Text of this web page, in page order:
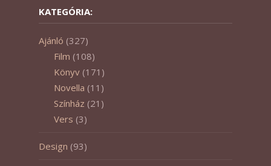
KATEGÓRIA:
Ajánló (327)
Film (108)
Könyv (171)
Novella (11)
Színház (21)
Vers (3)
Design (93)